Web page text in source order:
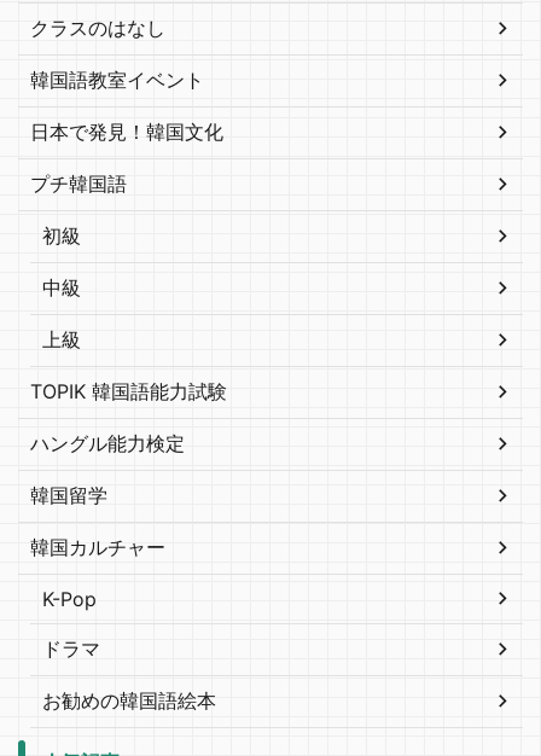
クラスのはなし
韓国語教室イベント
日本で発見！韓国文化
プチ韓国語
初級
中級
上級
TOPIK 韓国語能力試験
ハングル能力検定
韓国留学
韓国カルチャー
K-Pop
ドラマ
お勧めの韓国語絵本